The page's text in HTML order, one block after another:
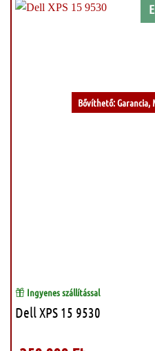
Bővíthető: Garancia,
Ingyenes szállítással
Dell XPS 15 9530